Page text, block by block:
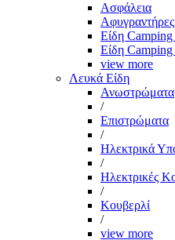
Ασφάλεια
Αφυγραντήρες
Είδη
Είδη
view more
Λευκά Είδη
Ανωστρώματα
/
Επιστρώματα
/
Ηλεκτρικά
/
Ηλεκτρικές
/
Κουβερλί
/
view more